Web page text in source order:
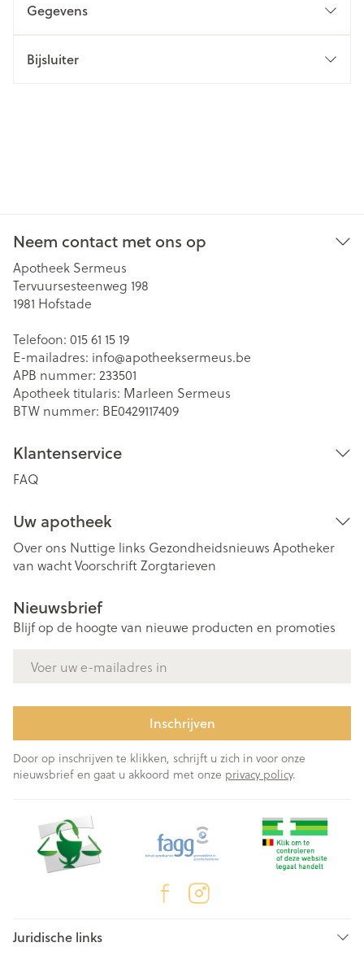
Gegevens
Bijsluiter
Neem contact met ons op
Apotheek Sermeus
Tervuursesteenweg 198
1981 Hofstade
Telefoon: 015 61 15 19
E-mailadres: info@apotheeksermeus.be
APB nummer: 233501
Apotheek titularis: Marleen Sermeus
BTW nummer: BE0429117409
Klantenservice
FAQ
Uw apotheek
Over ons Nuttige links Gezondheidsnieuws Apotheker
van wachtVoorschriftZorgtarieven
Nieuwsbrief
Blijf op de hoogte van nieuwe producten en promoties
Inschrijven
Door op inschrijven te klikken, schrijft u zich in voor onze
nieuwsbrief en gaat u akkoord met onze privacy policy.
Juridische links